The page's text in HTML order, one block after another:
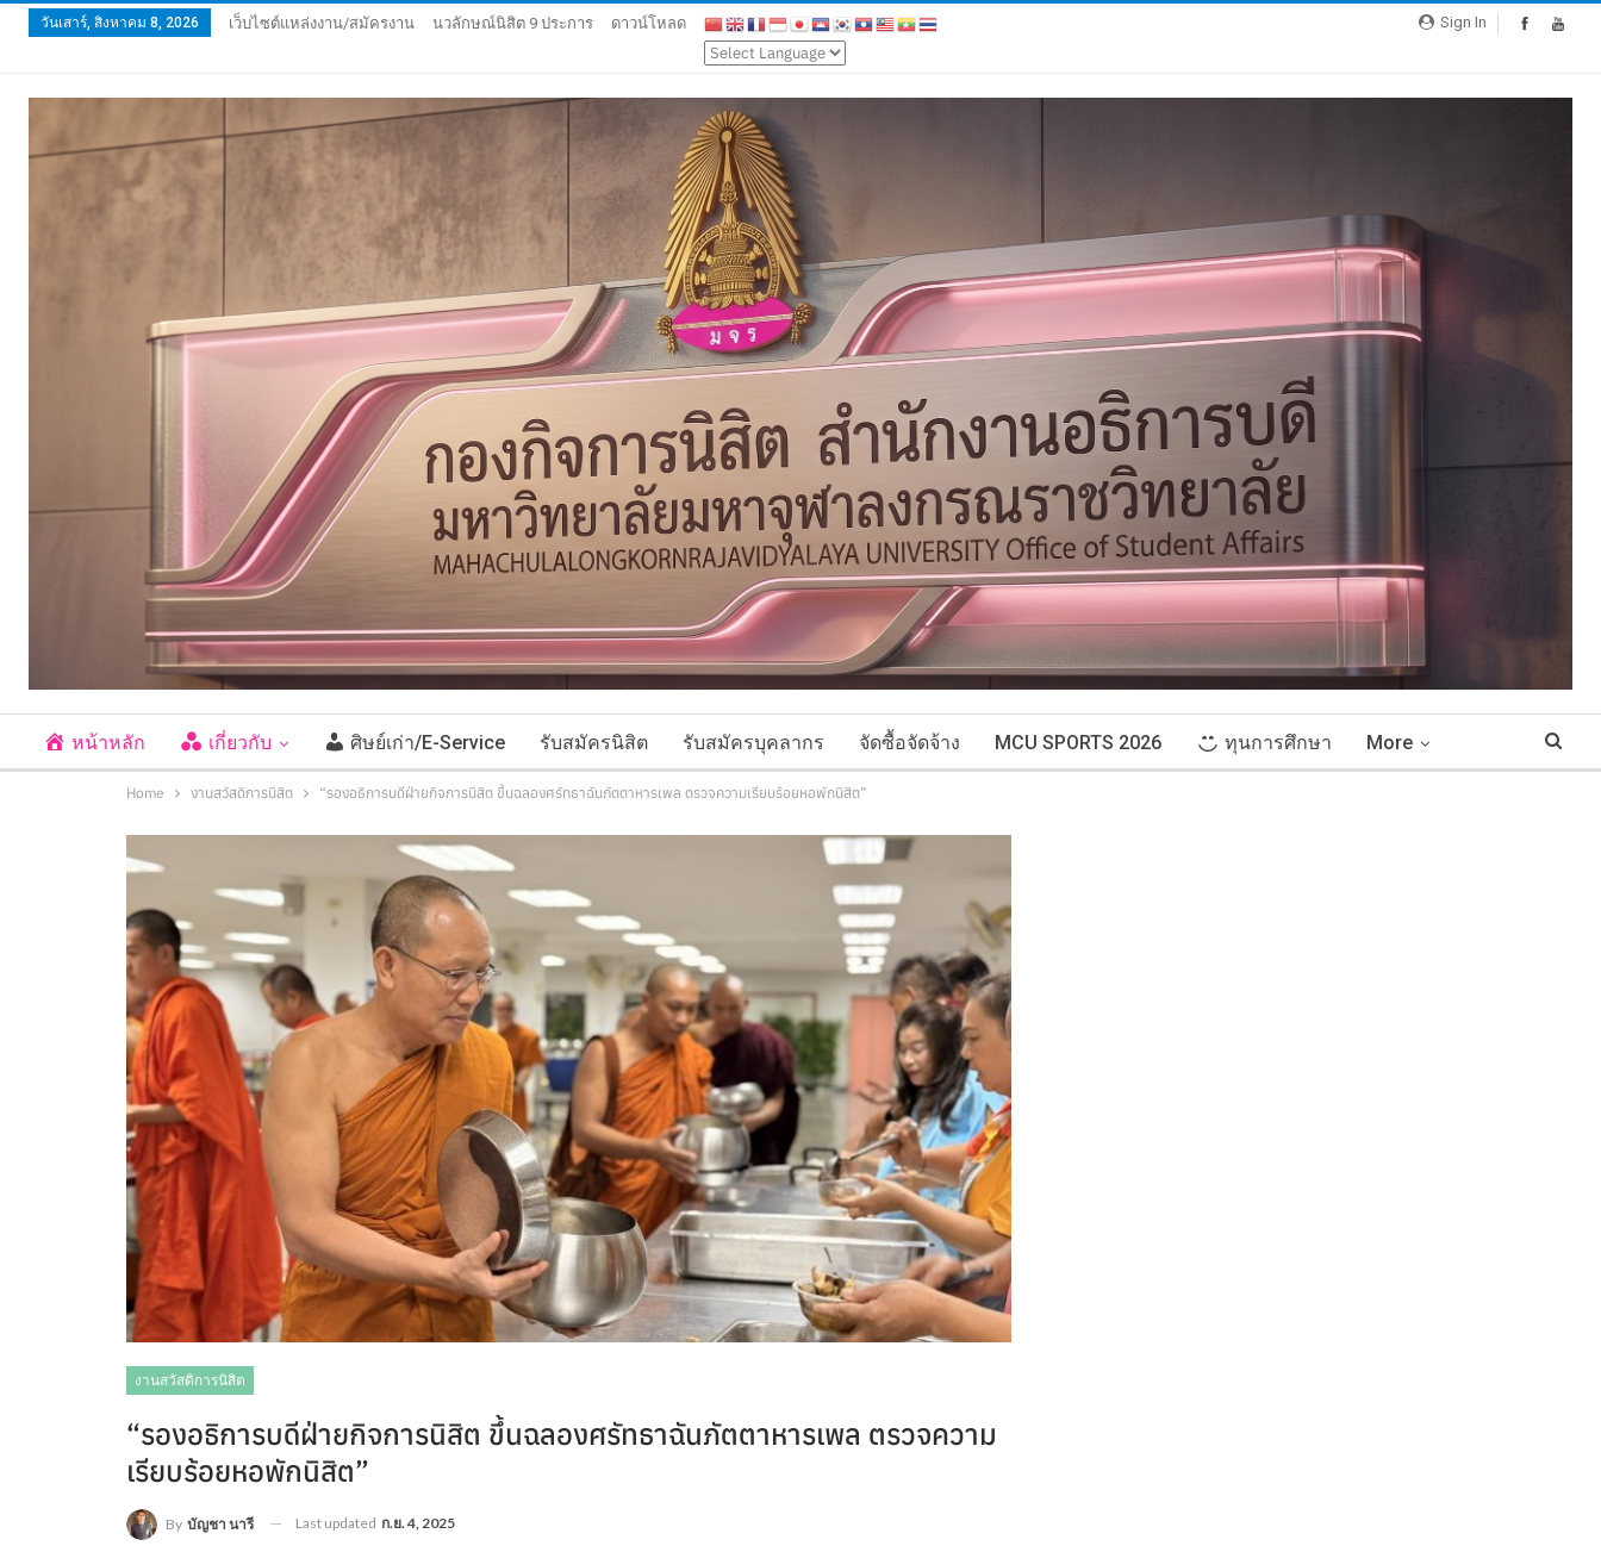
Sign In
วันเสาร์, สิงหาคม 8, 2026 เว็บไซต์แหล่งงาน/สมัครงาน นวลักษณ์นิสิต 9 ประการ ดาวน์โหลด
หน้าหลัก เกี่ยวกับ ศิษย์เก่า/E-Service รับสมัครนิสิต รับสมัครบุคลากร จัดซื้อจัดจ้าง MCU SPORTS 2026 ทุนการศึกษา More
Home งานสวัสดิการนิสิต “รองอธิการบดีฝ่ายกิจการนิสิต ขึ้นฉลองศรัทธาฉันภัตตาหารเพล ตรวจความเรียบร้อยหอพักนิสิต”
งานสวัสดิการนิสิต
“รองอธิการบดีฝ่ายกิจการนิสิต ขึ้นฉลองศรัทธาฉันภัตตาหารเพล ตรวจความ
เรียบร้อยหอพักนิสิต”
By บัญชา นารี Last updated ก.ย. 4, 2025